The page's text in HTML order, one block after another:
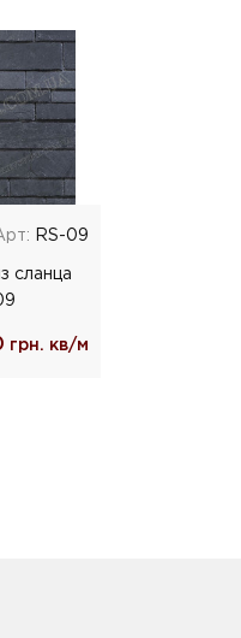
RS-09
сланца
грн. кв/м